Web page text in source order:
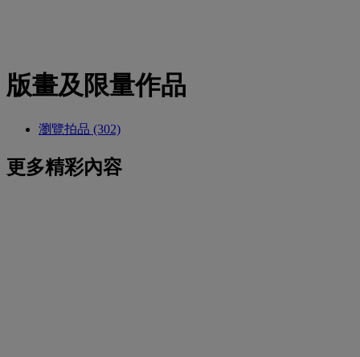
版畫及限量作品
瀏覽拍品 (302)
更多精彩內容